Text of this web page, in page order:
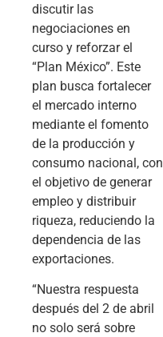
discutir las
negociaciones en
curso y reforzar el
“Plan México”. Este
plan busca fortalecer
el mercado interno
mediante el fomento
de la producción y
consumo nacional, con
el objetivo de generar
empleo y distribuir
riqueza, reduciendo la
dependencia de las
exportaciones.
“Nuestra respuesta
después del 2 de abril
no solo será sobre